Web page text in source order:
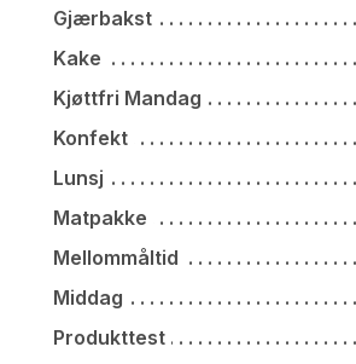
Gjærbakst
Kake
Kjøttfri Mandag
Konfekt
Lunsj
Matpakke
Mellommåltid
Middag
Produkttest